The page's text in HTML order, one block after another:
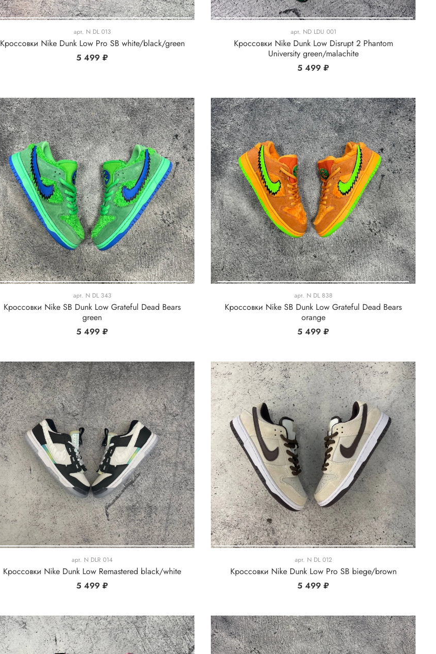
арт. N DL 013
Кроссовки Nike Dunk Low Pro SB white/black/green
5 499 ₽
арт. ND LDU 001
Кроссовки Nike Dunk Low Disrupt 2 Phantom
University green/malachite
5 499 ₽
арт. N DL 343
Кроссовки Nike SB Dunk Low Grateful Dead Bears
green
5 499 ₽
арт. N DL 838
Кроссовки Nike SB Dunk Low Grateful Dead Bears
orange
5 499 ₽
арт. N DLR 014
Кроссовки Nike Dunk Low Remastered black/white
5 499 ₽
арт. N DL 012
Кроссовки Nike Dunk Low Pro SB biege/brown
5 499 ₽